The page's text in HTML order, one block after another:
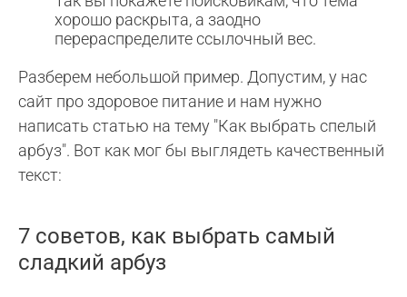
хорошо раскрыта, а заодно
перераспределите ссылочный вес.
Разберем небольшой пример. Допустим, у нас
сайт про здоровое питание и нам нужно
написать статью на тему "Как выбрать спелый
арбуз". Вот как мог бы выглядеть качественный
текст:
7 советов, как выбрать самый
сладкий арбуз